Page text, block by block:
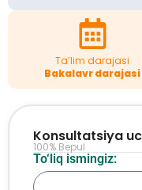
Ta’lim darajasi
Bakalavr darajasi
To‘liq ismingiz:
Konsultatsiya
100% Bepul